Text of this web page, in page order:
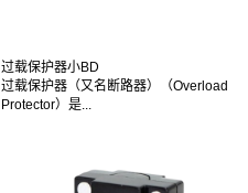
过载保护器小BD
过载保护器（又名断路器）（Overload
Protector）是...